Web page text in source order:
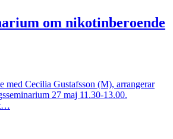
om nikotinberoende
med Cecilia Gustafsson (M), arrangerar
27 maj 11.30-13.00.